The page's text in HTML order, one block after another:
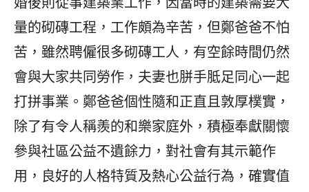
量的砌磚工程，工作頗為辛苦，但鄭爸爸不怕
苦，雖然聘僱很多砌磚工人，有空餘時間仍然
會與大家共同勞作，夫妻也胼手胝足同心一起
打拼事業。鄭爸爸個性隨和正直且敦厚樸實，
除了有令人稱羨的和樂家庭外，積極奉獻關懷
參與社區公益不遺餘力，對社會有其示範作
用，良好的人格特質及熱心公益行為，確實值